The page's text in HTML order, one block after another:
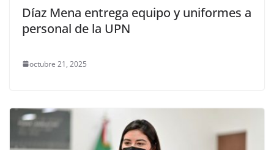
Díaz Mena entrega equipo y uniformes a
personal de la UPN
octubre 21, 2025